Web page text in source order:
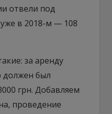
отвели под
уже в 2018-м — 108
за аренду
должен был
грн. Добавляем
проведение